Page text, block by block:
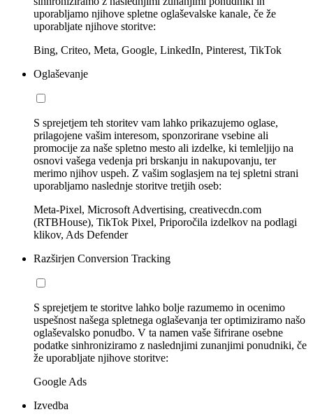
uporabljamo njihove spletne oglaševalske kanale, če že
uporabljate njihove storitve:
Bing, Criteo, Meta, Google, LinkedIn, Pinterest, TikTok
Oglaševanje
S sprejetjem teh storitev vam lahko prikazujemo oglase,
prilagojene vašim interesom, sponzorirane vsebine ali
promocije za naše spletno mesto ali izdelke, ki temleljijo na
osnovi vašega vedenja pri brskanju in nakupovanju, ter
merimo njihov uspeh. Z vašim soglasjem na tej spletni strani
uporabljamo naslednje storitve tretjih oseb:
Meta-Pixel, Microsoft Advertising, creativecdn.com
(RTBHouse), TikTok Pixel, Priporočila izdelkov na podlagi
klikov, Ads Defender
Razširjen Conversion Tracking
S sprejetjem te storitve lahko bolje razumemo in ocenimo
uspešnost našega spletnega oglaševanja ter optimiziramo našo
oglaševalsko ponudbo. V ta namen vaše šifrirane osebne
podatke sinhroniziramo z naslednjimi zunanjimi ponudniki, če
že uporabljate njihove storitve:
Google Ads
Izvedba